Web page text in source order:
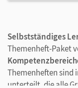
Selbstständiges
Themenheft-Paket
Themenheften sind
unterteilt, die alle